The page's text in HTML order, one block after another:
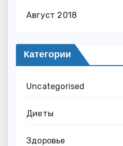
Август 2018
Категории
Uncategorised
Диеты
Здоровье